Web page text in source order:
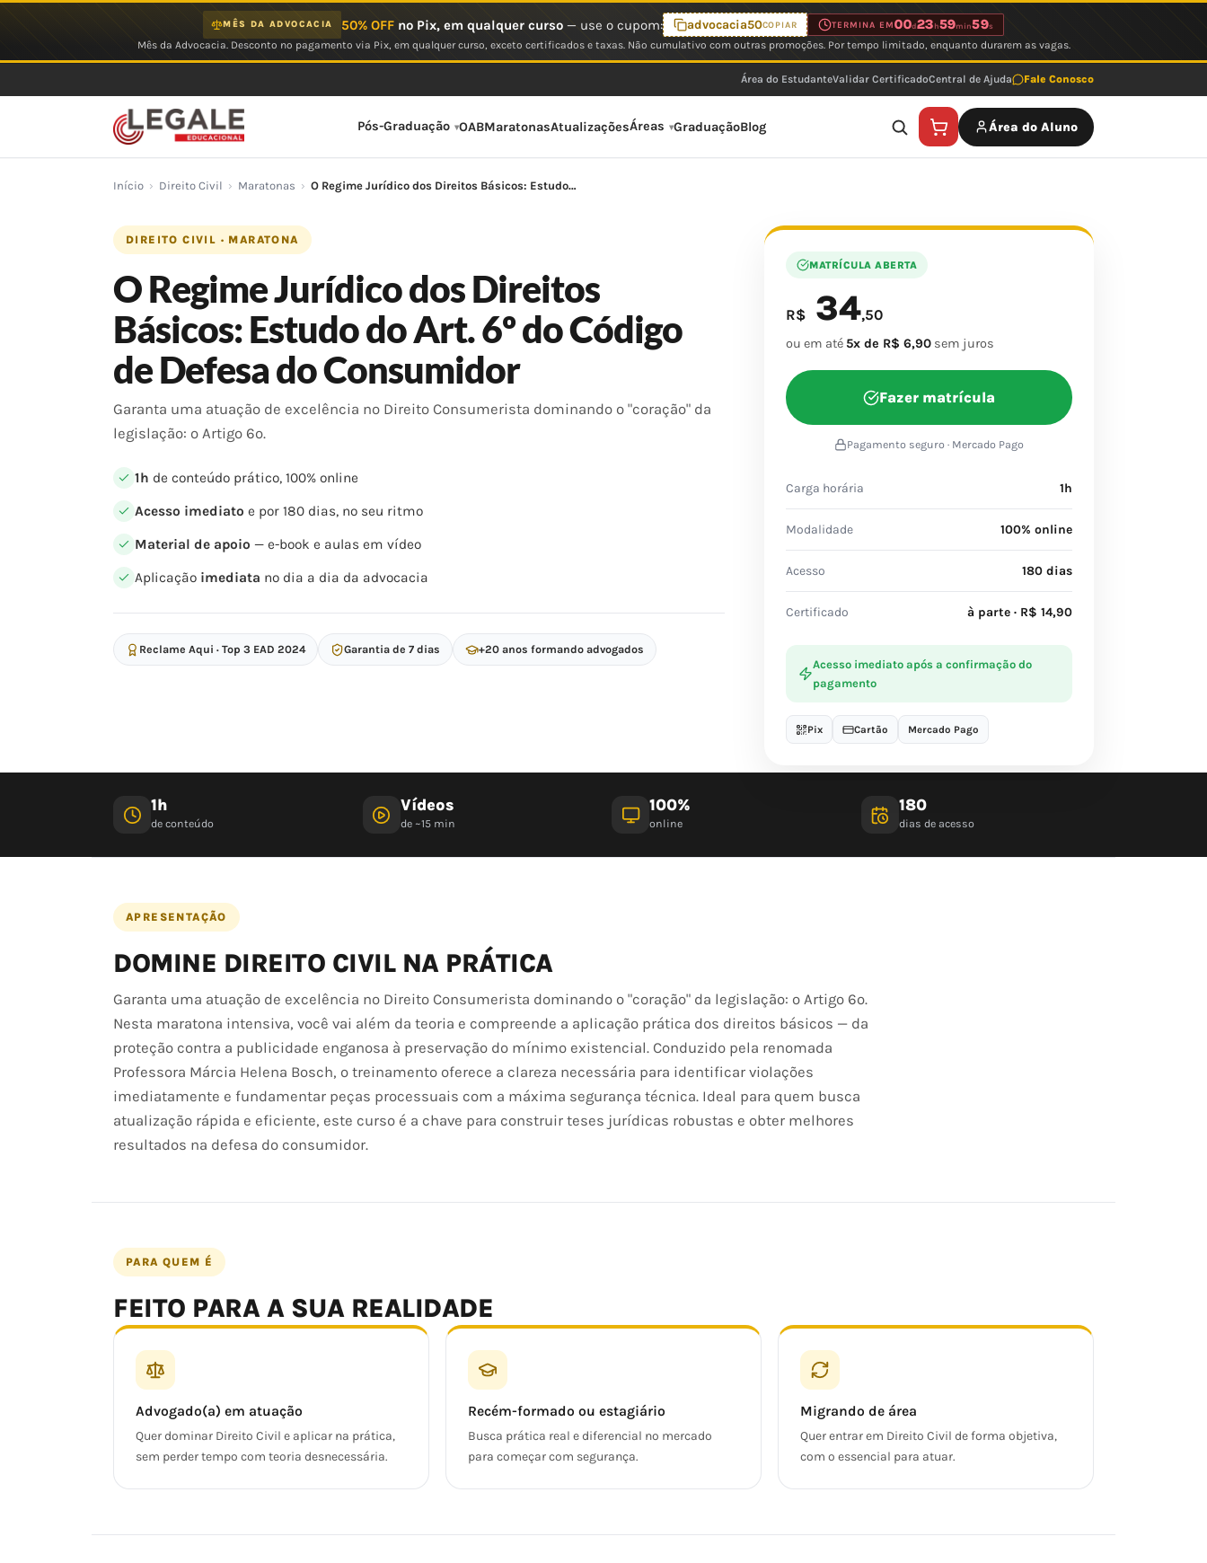
MÊS DA ADVOCACIA 50% OFFno Pix, em qualquer curso— use o cupom: advocacia50COPIAR TERMINA EM00d23 h59min59s
Mês da Advocacia. Desconto no pagamento via Pix, em qualquer curso, exceto certificados e taxas. Não cumulativo com outras promoções. Por tempo limitado, enquanto durarem as vagas.
Área do EstudanteValidar CertificadoCentral de Ajuda Fale Conosco
Pós-Graduação OABMaratonasAtualizaçõesÁreas GraduaçãoBlog Área do Aluno
Início › Direito Civil › Maratonas › O Regime Jurídico dos Direitos Básicos: Estudo…
DIREITO CIVIL · MARATONA
O Regime Jurídico dos Direitos
Básicos: Estudo do Art. 6º do Código
de Defesa do Consumidor
Garanta uma atuação de excelência no Direito Consumerista dominando o "coração" da
legislação: o Artigo 6º.
1h de conteúdo prático, 100% online
Acesso imediato e por 180 dias, no seu ritmo
Material de apoio — e-book e aulas em vídeo
Aplicação imediata no dia a dia da advocacia
Reclame Aqui · Top 3 EAD 2024 Garantia de 7 dias +20 anos formando advogados
MATRÍCULA ABERTA
R$ 34,50
ou em até 5x de R$ 6,90 sem juros
Fazer matrícula
Pagamento seguro · Mercado Pago
Carga horária 1h
Modalidade 100% online
Acesso 180 dias
Certificado à parte · R$ 14,90
Acesso imediato após a confirmação do
pagamento
Pix Cartão Mercado Pago
1h
de conteúdo
Vídeos
de ~15 min
100%
online
180
dias de acesso
APRESENTAÇÃO
DOMINE DIREITO CIVIL NA PRÁTICA
Garanta uma atuação de excelência no Direito Consumerista dominando o "coração" da legislação: o Artigo 6º.
Nesta maratona intensiva, você vai além da teoria e compreende a aplicação prática dos direitos básicos — da
proteção contra a publicidade enganosa à preservação do mínimo existencial. Conduzido pela renomada
Professora Márcia Helena Bosch, o treinamento oferece a clareza necessária para identificar violações
imediatamente e fundamentar peças processuais com a máxima segurança técnica. Ideal para quem busca
atualização rápida e eficiente, este curso é a chave para construir teses jurídicas robustas e obter melhores
resultados na defesa do consumidor.
PARA QUEM É
FEITO PARA A SUA REALIDADE
Advogado(a) em atuação
Quer dominar Direito Civil e aplicar na prática,
sem perder tempo com teoria desnecessária.
Recém-formado ou estagiário
Busca prática real e diferencial no mercado
para começar com segurança.
Migrando de área
Quer entrar em Direito Civil de forma objetiva,
com o essencial para atuar.